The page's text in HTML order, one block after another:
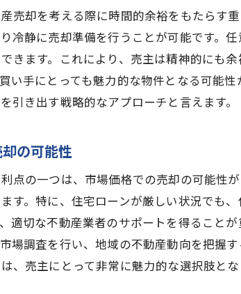
任意売却で
任意売
よくあ
安心し
売却を考える際に時間的余裕をもたらす
冷静に売却準備を行うことが可能です。
きます。これにより、売主は精神的にも
い手にとっても魅力的な物件となる可能
引き出す戦略的なアプローチと言えます。
の可能性
点の一つは、市場価格での売却の可能性
す。特に、住宅ローンが厳しい状況でも
適切な不動産業者のサポートを得ること
場調査を行い、地域の不動産動向を把握
、売主にとって非常に魅力的な選択肢とな